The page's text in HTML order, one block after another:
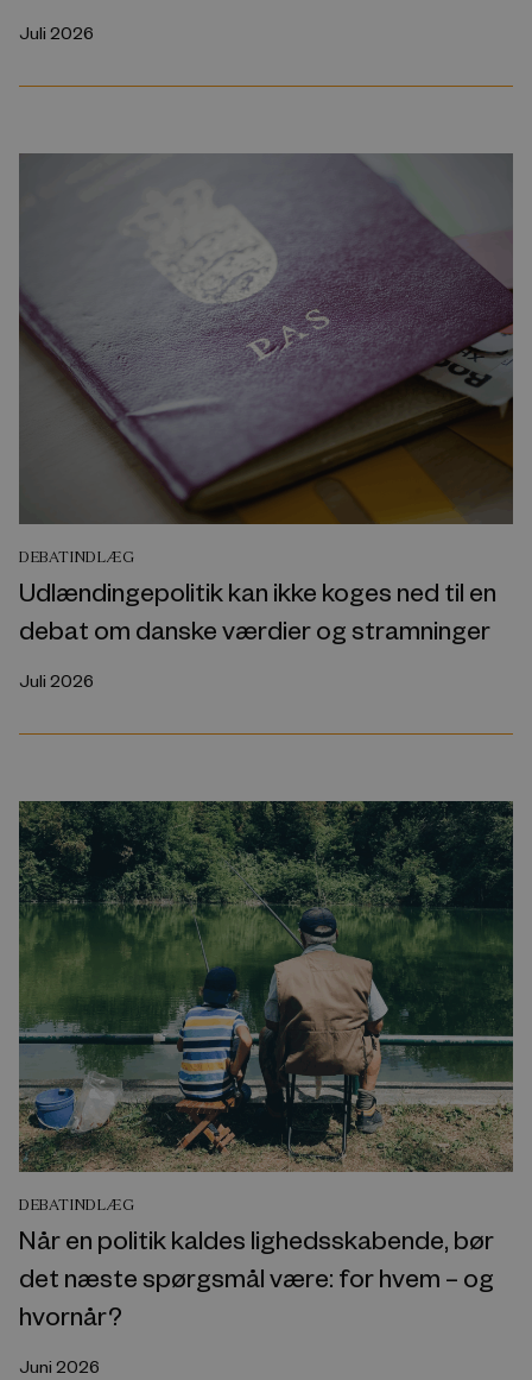
Juli 2026
DEBATINDLÆG
Udlændingepolitik kan ikke koges ned til en
debat om danske værdier og stramninger
Juli 2026
DEBATINDLÆG
Når en politik kaldes lighedsskabende, bør
det næste spørgsmål være: for hvem – og
hvornår?
Juni 2026